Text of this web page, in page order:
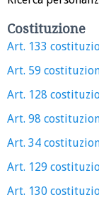
Costituzione
Art. 133
Art. 59
Art. 128
Art. 98
Art. 34
Art. 129
Art. 130